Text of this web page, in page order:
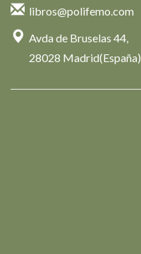
libros@polifemo.com
Avda de Bruselas 44,
28028 Madrid(España)